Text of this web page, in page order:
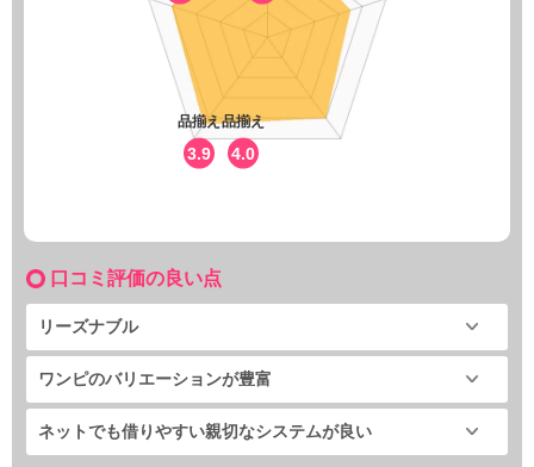
品揃え
4.0
品揃え
3.9
口コミ評価の良い点
リーズナブル
ワンピのバリエーションが豊富
ネットでも借りやすい親切なシステムが良い